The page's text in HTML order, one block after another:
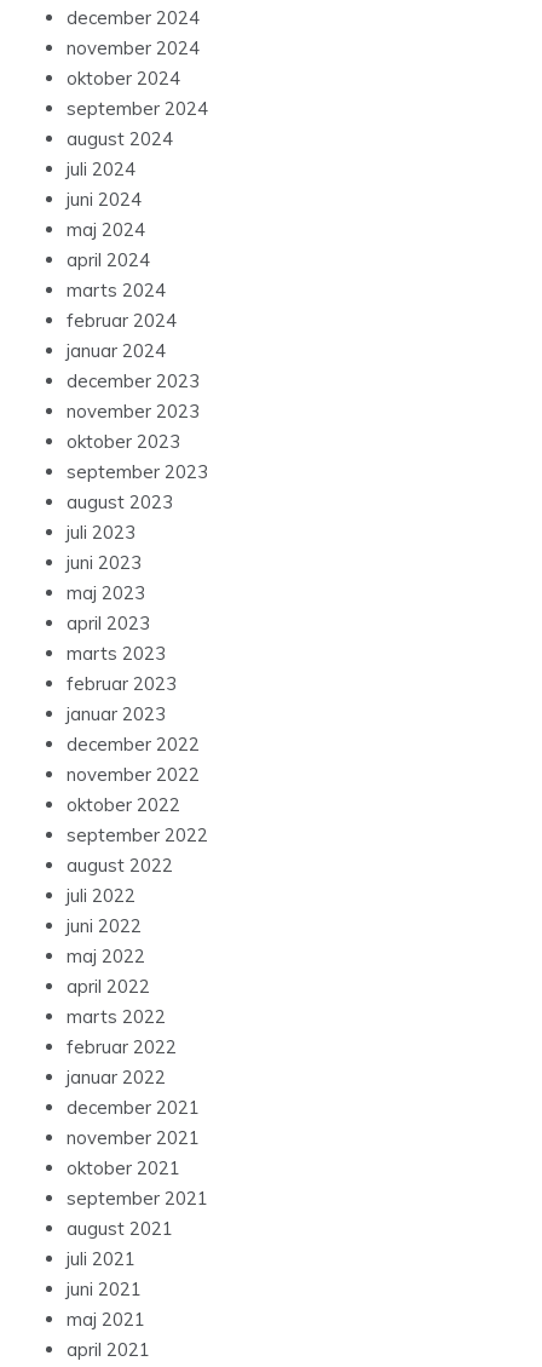
december 2024
november 2024
oktober 2024
september 2024
august 2024
juli 2024
juni 2024
maj 2024
april 2024
marts 2024
februar 2024
januar 2024
december 2023
november 2023
oktober 2023
september 2023
august 2023
juli 2023
juni 2023
maj 2023
april 2023
marts 2023
februar 2023
januar 2023
december 2022
november 2022
oktober 2022
september 2022
august 2022
juli 2022
juni 2022
maj 2022
april 2022
marts 2022
februar 2022
januar 2022
december 2021
november 2021
oktober 2021
september 2021
august 2021
juli 2021
juni 2021
maj 2021
april 2021